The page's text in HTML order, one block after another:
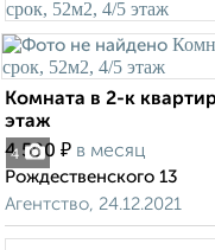
4
Комната в 2-к
этаж
4 500 ₽ в месяц
Рождественского 13
Агентство, 24.12.2021